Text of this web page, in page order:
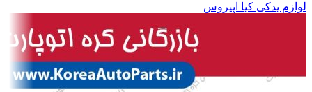
لوازم یدکی کیا اپیروس